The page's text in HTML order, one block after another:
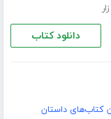
دانلود کتاب
کتاب‌های داستان